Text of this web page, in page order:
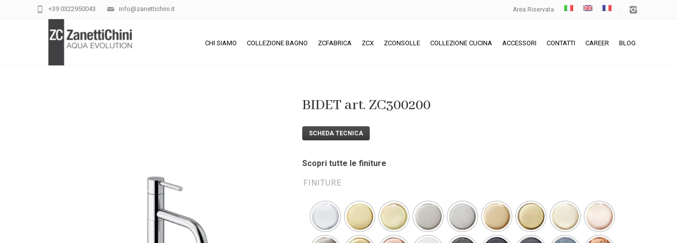
info@zanettichini.it
+39 0322950043 Area Riservata
CHI SIAMO COLLEZIONE BAGNO ZCFABRICA ZCX ZCONSOLLE COLLEZIONE CUCINA ACCESSORI CONTATTI CAREER BLOG
BIDET art. ZC300200
SCHEDA TECNICA
Scopri tutte le finiture
FINITURE